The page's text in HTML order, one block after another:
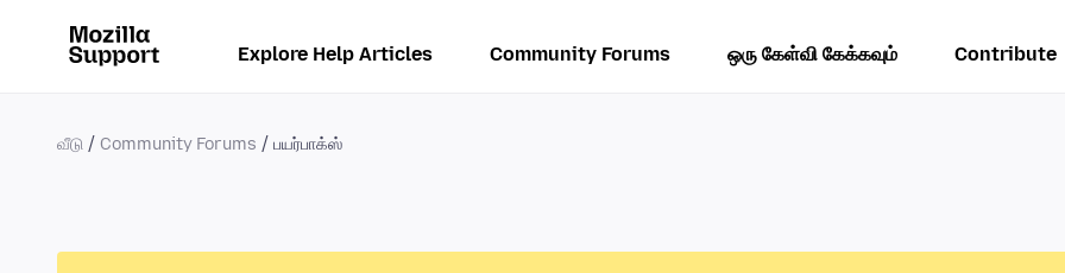
Explore Help Articles Community Forums ஒரு கேள்வி கேக்கவும் Contribute
வீடு Community Forums பயர்பாக்ஸ்